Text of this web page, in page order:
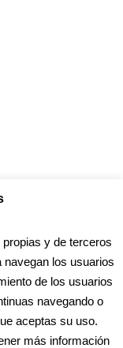
y de terceros
navegan los usuarios
de los usuarios
navegando o
aceptas su uso.
más información